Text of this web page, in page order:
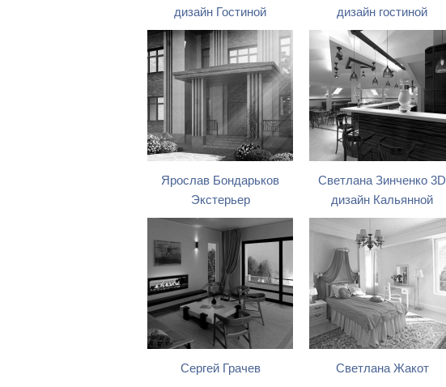
дизайн Гостиной
дизайн гостиной
Ярослав Бондарьков
Экстерьер
Светлана Зинченко 3D
дизайн Кальянной
Сергей Грачев Светлана Жакот